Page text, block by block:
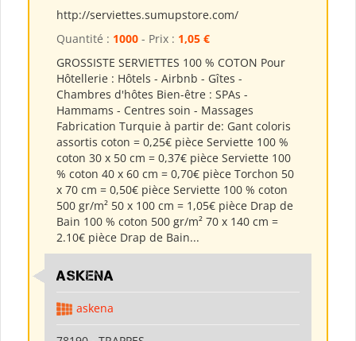
http://serviettes.sumupstore.com/
Quantité : 1000 - Prix : 1,05 €
GROSSISTE SERVIETTES 100 % COTON Pour
Hôtellerie : Hôtels - Airbnb - Gîtes -
Chambres d'hôtes Bien-être : SPAs -
Hammams - Centres soin - Massages
Fabrication Turquie à partir de: Gant coloris
assortis coton = 0,25€ pièce Serviette 100 %
coton 30 x 50 cm = 0,37€ pièce Serviette 100
% coton 40 x 60 cm = 0,70€ pièce Torchon 50
x 70 cm = 0,50€ pièce Serviette 100 % coton
500 gr/m² 50 x 100 cm = 1,05€ pièce Drap de
Bain 100 % coton 500 gr/m² 70 x 140 cm =
2.10€ pièce Drap de Bain...
ASKENA
askena